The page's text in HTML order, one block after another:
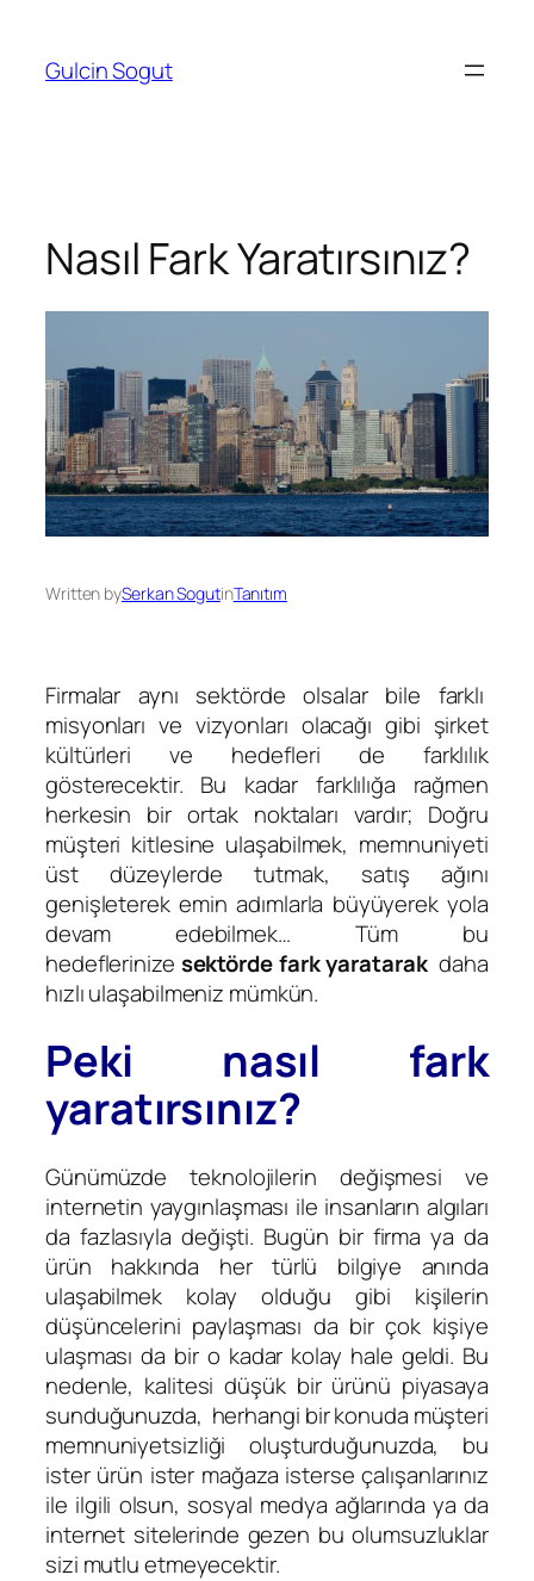
content
Gulcin Sogut
Nasıl Fark Yaratırsınız?
Written bySerkan SogutinTanıtım
Firmalar aynı sektörde olsalar bile farklı
misyonları ve vizyonları olacağı gibi şirket
kültürleri ve hedefleri de farklılık
gösterecektir. Bu kadar farklılığa rağmen
herkesin bir ortak noktaları vardır; Doğru
müşteri kitlesine ulaşabilmek, memnuniyeti
üst düzeylerde tutmak, satış ağını
genişleterek emin adımlarla büyüyerek yola
devam edebilmek… Tüm bu
hedeflerinize sektörde fark yaratarakdaha
hızlı ulaşabilmeniz mümkün.
Peki nasıl fark
yaratırsınız?
Günümüzde teknolojilerin değişmesi ve
internetin yaygınlaşması ile insanların algıları
da fazlasıyla değişti. Bugün bir firma ya da
ürün hakkında her türlü bilgiye anında
ulaşabilmek kolay olduğu gibi kişilerin
düşüncelerini paylaşması da bir çok kişiye
ulaşması da bir o kadar kolay hale geldi. Bu
nedenle, kalitesi düşük bir ürünü piyasaya
sunduğunuzda, herhangi bir konuda müşteri
memnuniyetsizliği oluşturduğunuzda, bu
ister ürün ister mağaza isterse çalışanlarınız
ile ilgili olsun, sosyal medya ağlarında ya da
internet sitelerinde gezen bu olumsuzluklar
sizi mutlu etmeyecektir.